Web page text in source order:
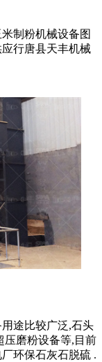
制粉机械设备图
行唐县天丰机械
途比较广泛,石头
压磨粉设备等,目前
环保石灰石脱硫 .